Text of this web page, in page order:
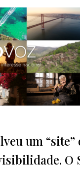
um
O